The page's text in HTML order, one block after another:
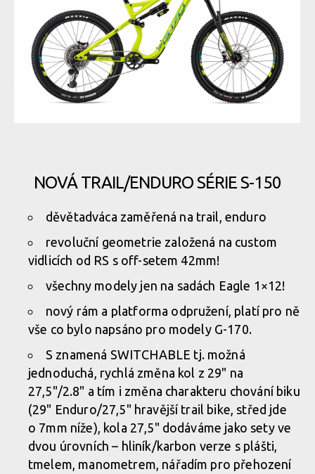
NOVÁ TRAIL/ENDURO SÉRIE S-150
děvětadváca zaměřená na trail, enduro
revoluční geometrie založená na custom
vidlicích od RS s off-setem 42mm!
všechny modely jen na sadách Eagle 1×12!
nový rám a platforma odpružení, platí pro ně
vše co bylo napsáno pro modely G-170.
S znamená SWITCHABLE tj. možná
jednoduchá, rychlá změna kol z 29" na
27,5"/2.8" a tím i změna charakteru chování biku
(29" Enduro/27,5" hravější trail bike, střed jde
o 7mm níže), kola 27,5" dodáváme jako sety ve
dvou úrovních – hliník/karbon verze s plášti,
tmelem, manometrem, nářadím pro přehození